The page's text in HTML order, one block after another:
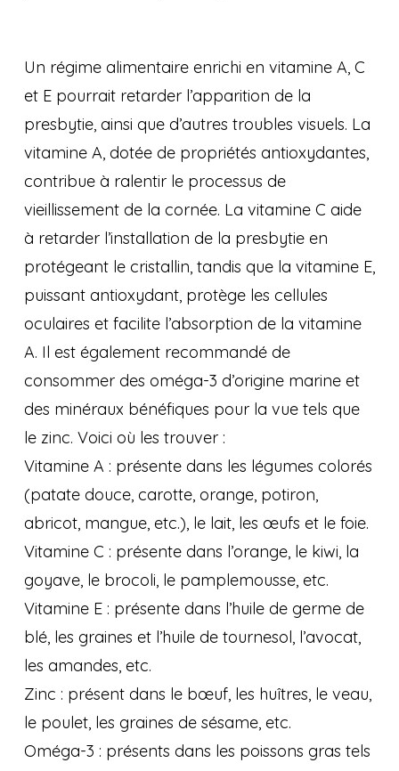
Un régime alimentaire enrichi en vitamine A, C
et E pourrait retarder l’apparition de la
presbytie, ainsi que d’autres troubles visuels. La
vitamine A, dotée de propriétés antioxydantes,
contribue à ralentir le processus de
vieillissement de la cornée. La vitamine C aide
à retarder l’installation de la presbytie en
protégeant le cristallin, tandis que la vitamine E,
puissant antioxydant, protège les cellules
oculaires et facilite l’absorption de la vitamine
A. Il est également recommandé de
consommer des oméga-3 d’origine marine et
des minéraux bénéfiques pour la vue tels que
le zinc. Voici où les trouver :
Vitamine A : présente dans les légumes colorés
(patate douce, carotte, orange, potiron,
abricot, mangue, etc.), le lait, les œufs et le foie.
Vitamine C : présente dans l’orange, le kiwi, la
goyave, le brocoli, le pamplemousse, etc.
Vitamine E : présente dans l’huile de germe de
blé, les graines et l’huile de tournesol, l’avocat,
les amandes, etc.
Zinc : présent dans le bœuf, les huîtres, le veau,
le poulet, les graines de sésame, etc.
Oméga-3 : présents dans les poissons gras tels